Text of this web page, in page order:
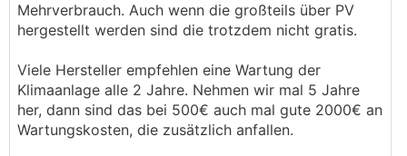
Mehrverbrauch. Auch wenn die großteils über PV
hergestellt werden sind die trotzdem nicht gratis.
Viele Hersteller empfehlen eine Wartung der
Klimaanlage alle 2 Jahre. Nehmen wir mal 5 Jahre
her, dann sind das bei 500€ auch mal gute 2000€ an
Wartungskosten, die zusätzlich anfallen.